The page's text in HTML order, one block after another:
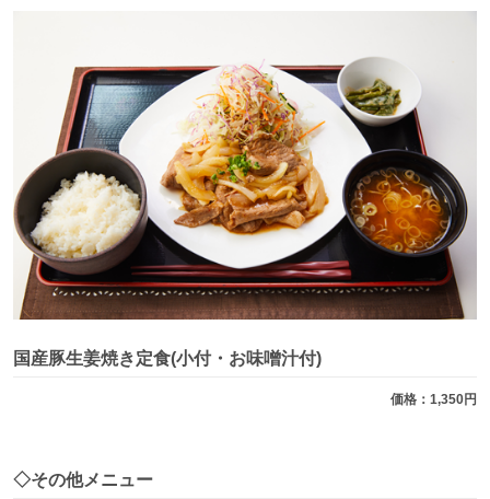
国産豚生姜焼き定食(小付・お味噌汁付)
価格：1,350円
◇その他メニュー